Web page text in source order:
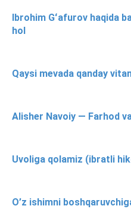
Ibrohim Gʻafurov haqida
hol
Qaysi mevada qanday
Alisher Navoiy — Farhod
Uvoliga qolamiz (ibratli
O’z ishimni